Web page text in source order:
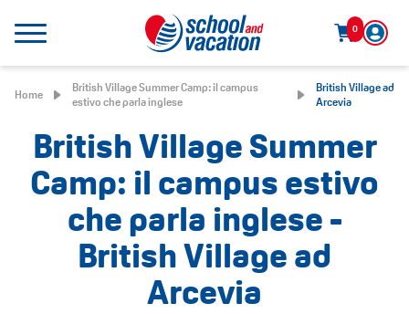
0
Home
British Village Summer Camp: il campus
estivo che parla inglese
British Village ad
Arcevia
British Village Summer
Camp: il campus estivo
che parla inglese -
British Village ad
Arcevia